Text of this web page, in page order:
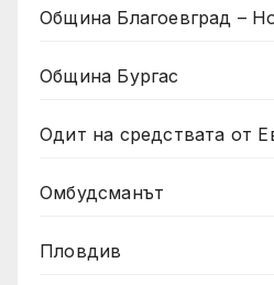
Община Благоевград –
Община Бургас
Одит на средствата от
Омбудсманът
Пловдив